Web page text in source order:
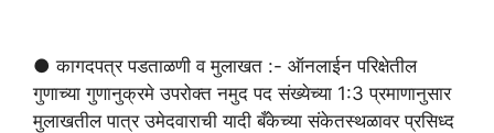
● कागदपत्र पडताळणी व मुलाखत :- ऑनलाईन परिक्षेतील
गुणाच्या गुणानुक्रमे उपरोक्त नमुद पद संख्येच्या 1:3 प्रमाणानुसार
मुलाखतील पात्र उमेदवाराची यादी बँकेच्या संकेतस्थळावर प्रसिध्द